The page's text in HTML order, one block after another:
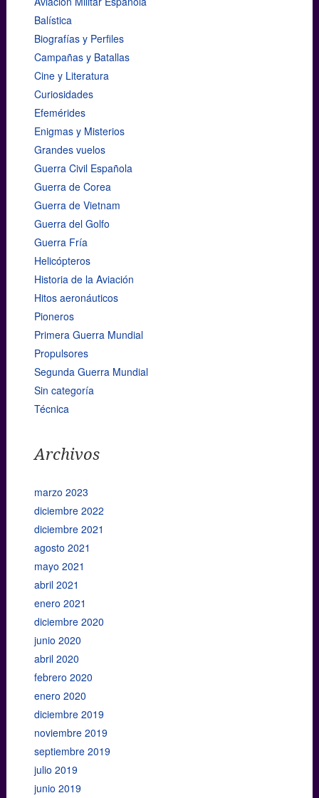
Balística
Biografías y Perfiles
Campañas y Batallas
Cine y Literatura
Curiosidades
Efemérides
Enigmas y Misterios
Grandes vuelos
Guerra Civil Española
Guerra de Corea
Guerra de Vietnam
Guerra del Golfo
Guerra Fría
Helicópteros
Historia de la Aviación
Hitos aeronáuticos
Pioneros
Primera Guerra Mundial
Propulsores
Segunda Guerra Mundial
Sin categoría
Técnica
Archivos
marzo 2023
diciembre 2022
diciembre 2021
agosto 2021
mayo 2021
abril 2021
enero 2021
diciembre 2020
junio 2020
abril 2020
febrero 2020
enero 2020
diciembre 2019
noviembre 2019
septiembre 2019
julio 2019
junio 2019